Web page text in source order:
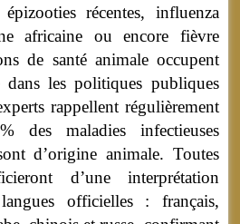
récentes, influenza
africaine ou encore fièvre
de santé animale occupent
dans les politiques publiques
rappellent régulièrement
maladies infectieuses
d’origine animale. Toutes
d’une interprétation
officielles : français,